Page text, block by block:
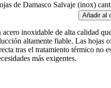
de Damasco Salvaje (inox)
Añadir al
inoxidable de alta calidad
altamente fiable. Las hojas
tras el tratamiento térmico
más exigentes.